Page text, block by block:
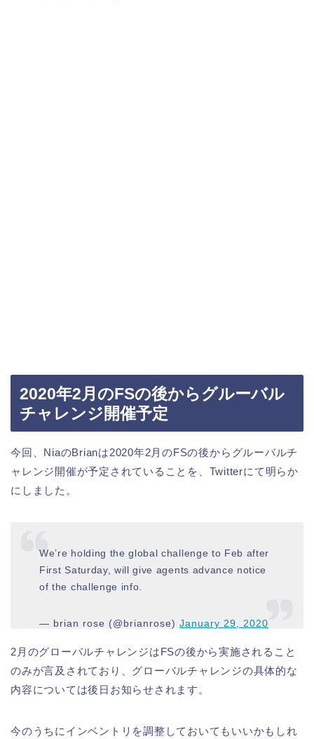
2020年2月のFSの後からグルーバル
チャレンジ開催予定
今回、NiaのBrianは2020年2月のFSの後からグルーバルチ
ャレンジ開催が予定されていることを、Twitterにて明らか
にしました。
We’re holding the global challenge to Feb after
First Saturday, will give agents advance notice
of the challenge info.
— brian rose (@brianrose)January 29, 2020
2月のグローバルチャレンジはFSの後から実施されること
のみが言及されており、グローバルチャレンジの具体的な
内容については後日お知らせされます。
今のうちにインベントリを調整しておいてもいいかもしれ